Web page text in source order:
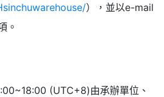
），並以e-mail
。
(UTC+8)由承辦單位、